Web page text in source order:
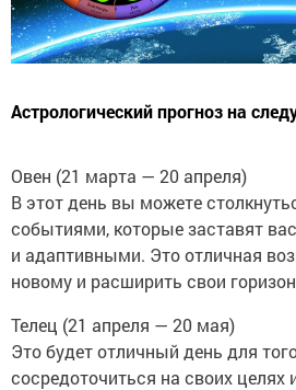
Астрологический прогноз на
Овен (21 марта — 20 апреля)
В этот день вы можете
событиями, которые заставят
и адаптивными. Это отличная
новому и расширить свои
Телец (21 апреля — 20 мая)
Это будет отличный день для
сосредоточиться на своих